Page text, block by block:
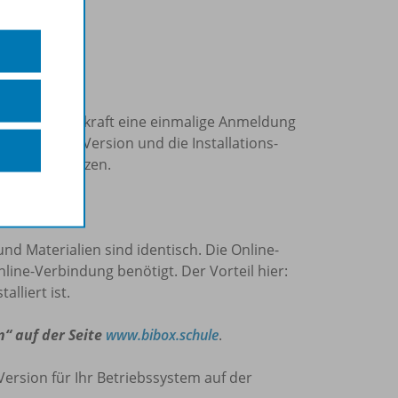
pro Lehrkraft eine einmalige Anmeldung
die Online-Version und die Installations-
iOS) nutzen.
Materialien sind identisch. Die Online-
Verbindung benötigt. Der Vorteil hier:
ist.
auf der Seite www.bibox.schule.
für Ihr Betriebssystem auf der